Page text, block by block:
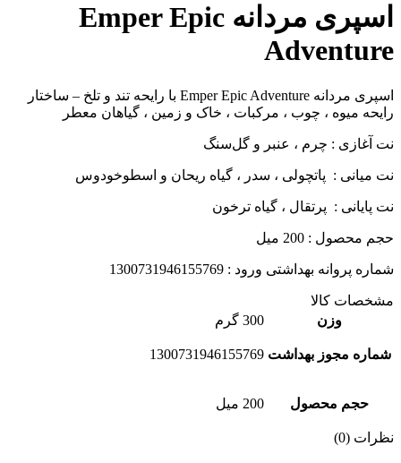
اسپری مردانه Emper Epic
Adventure
اسپری مردانه Emper Epic Adventure با رایحه تند و تلخ – ساختار
رایحه میوه ، چوب ، مرکبات ، خاک و زمین ، گیاهان معطر
نت آغازی : چرم ، عنبر و گل‌سنگ
نت میانی : پاتچولی ، سدر ، گیاه ریحان و اسطوخودوس
نت پایانی : پرتقال ، گیاه ترخون
حجم محصول : 200 میل
شماره پروانه بهداشتی ورود : 1300731946155769
مشخصات کالا
وزن
300 گرم
شماره مجوز بهداشت 1300731946155769
حجم محصول 200 میل
نظرات (0)